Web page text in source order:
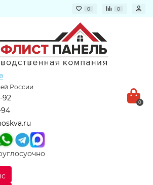
0 0
России
92
0